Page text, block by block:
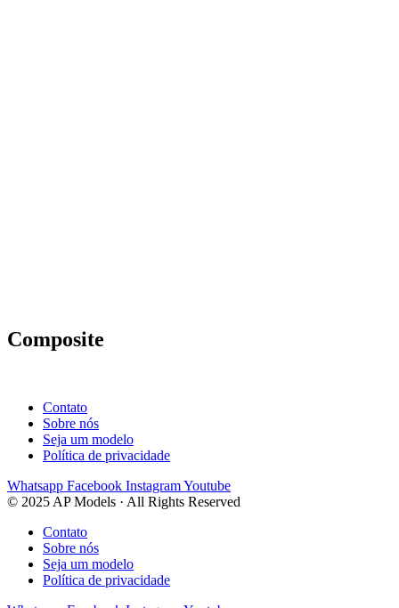
Composite
Contato
Sobre nós
Seja um modelo
Política de privacidade
Whatsapp Facebook InstagramYoutube
© 2025 AP Models · All Rights Reserved
Contato
Sobre nós
Seja um modelo
Política de privacidade